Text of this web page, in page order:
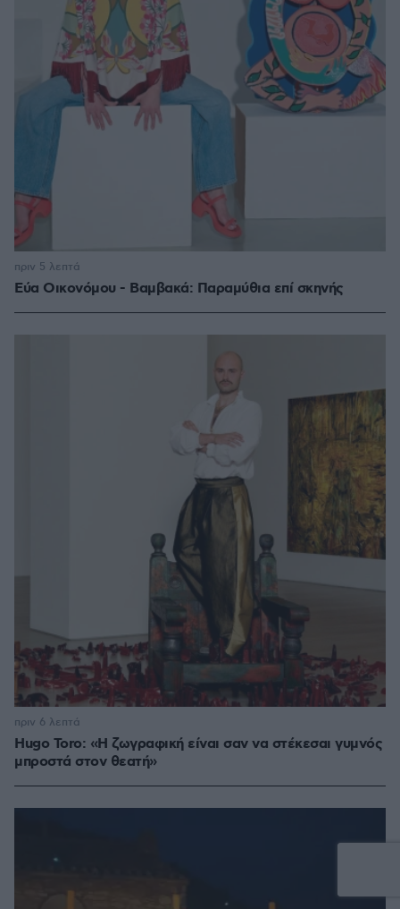
Εύα Οικονόμου - Βαμβακά: Παραμύθια επί σκηνής
πριν 5 λεπτά
Hugo Toro: «Η ζωγραφική είναι σαν να στέκεσαι γυμνός
μπροστά στον θεατή»
πριν 6 λεπτά